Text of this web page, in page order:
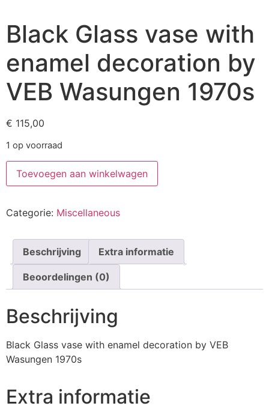
Black Glass vase with
enamel decoration by
VEB Wasungen 1970s
€ 115,00
1 op voorraad
Toevoegen aan winkelwagen
Categorie: Miscellaneous
Beschrijving Extra informatie
Beoordelingen (0)
Beschrijving
Black Glass vase with enamel decoration by VEB
Wasungen 1970s
Extra informatie